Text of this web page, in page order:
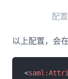
配
以上配置，会
<saml: